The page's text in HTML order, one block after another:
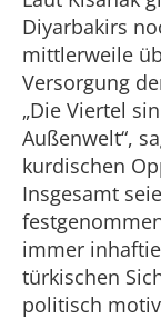
Diyarbakirs
mittlerweile
Versorgung
„Die Viertel
Außenwelt“,
kurdischen
Insgesamt
immer
türkischen
politisch